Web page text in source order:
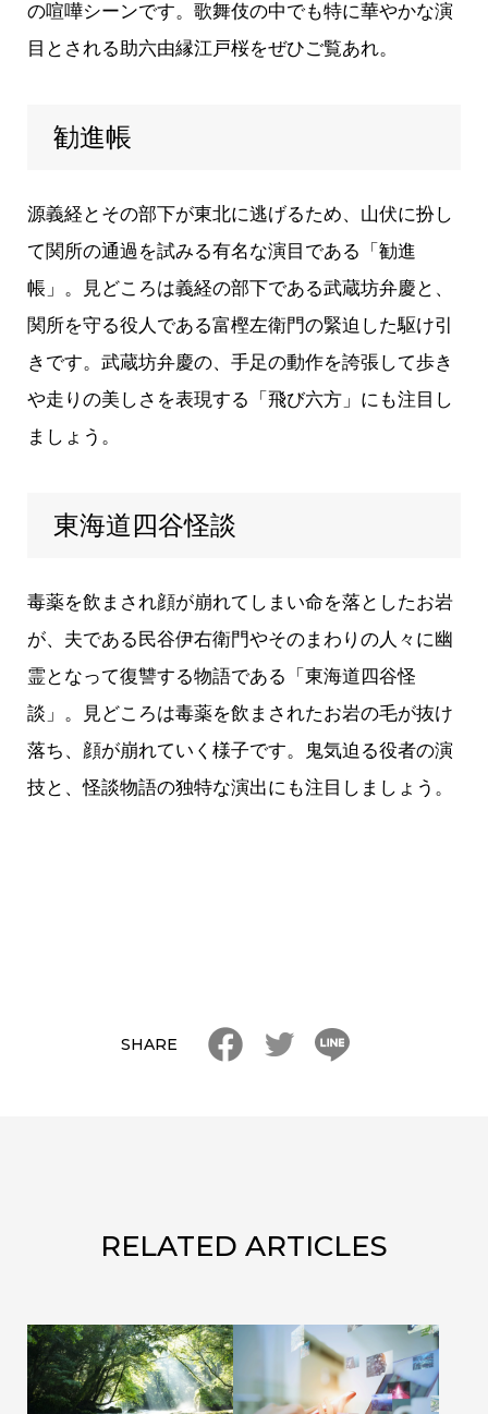
の喧嘩シーンです。歌舞伎の中でも特に華やかな演
目とされる助六由縁江戸桜をぜひご覧あれ。
勧進帳
源義経とその部下が東北に逃げるため、山伏に扮し
て関所の通過を試みる有名な演目である「勧進
帳」。見どころは義経の部下である武蔵坊弁慶と、
関所を守る役人である富樫左衛門の緊迫した駆け引
きです。武蔵坊弁慶の、手足の動作を誇張して歩き
や走りの美しさを表現する「飛び六方」にも注目し
ましょう。
東海道四谷怪談
毒薬を飲まされ顔が崩れてしまい命を落としたお岩
が、夫である民谷伊右衛門やそのまわりの人々に幽
霊となって復讐する物語である「東海道四谷怪
談」。見どころは毒薬を飲まされたお岩の毛が抜け
落ち、顔が崩れていく様子です。鬼気迫る役者の演
技と、怪談物語の独特な演出にも注目しましょう。
SHARE
RELATED ARTICLES